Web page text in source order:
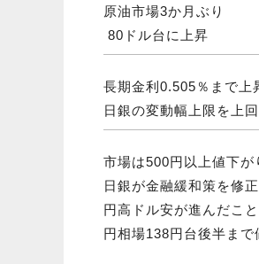
原油市場3か月ぶり
80ドル台に上昇
長期金利0.505％まで上
日銀の変動幅上限を上
市場は500円以上値下が
日銀が金融緩和策を修
円高ドル安が進んだこ
円相場138円台後半まで